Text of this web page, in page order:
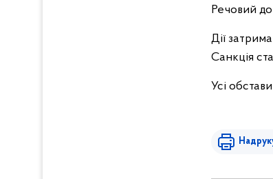
Речовий
Дії
Санкція
Усі